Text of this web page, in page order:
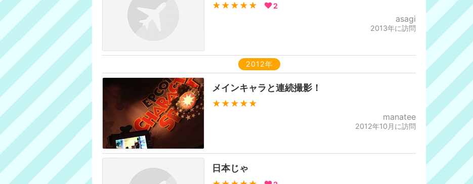
★★★★★ 2
asagi
2013年に訪問
2012年
メインキャラと連続撮影！
★★★★★
manatee
2012年10月に訪問
日本じゃ